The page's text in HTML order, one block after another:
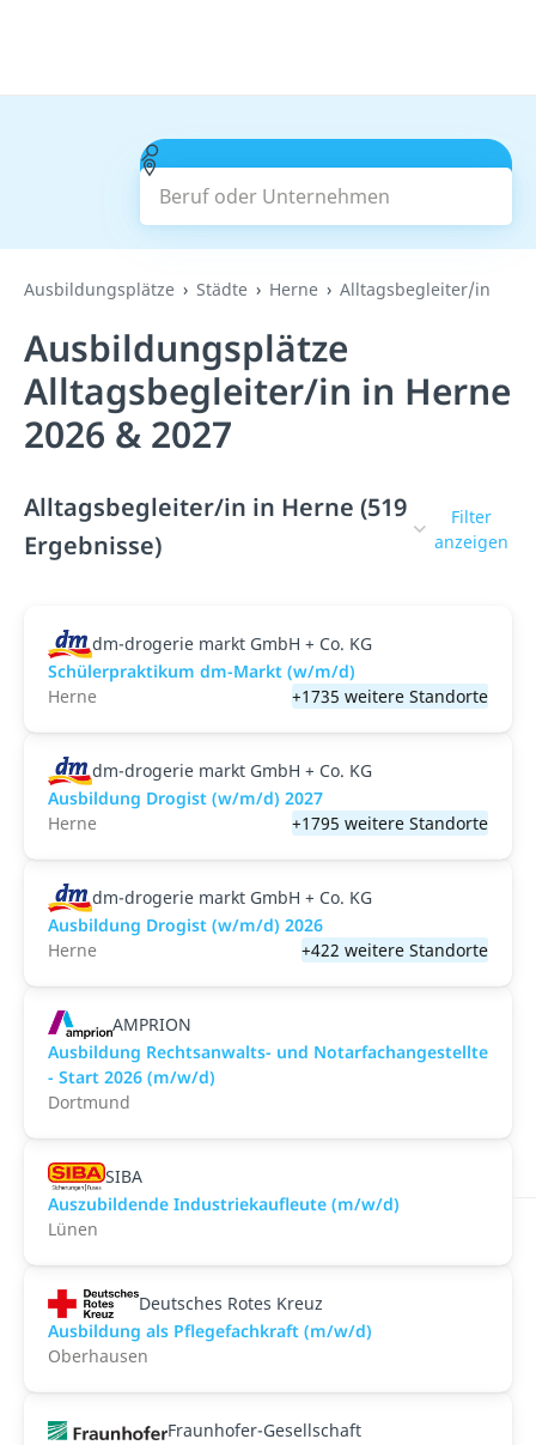
Beruf oder Unternehmen
Suchen
Ausbildungsplätze Städte Herne Alltagsbegleiter/in
Ausbildungsplätze
Alltagsbegleiter/in in Herne
2026 & 2027
Alltagsbegleiter/in in Herne (519
Ergebnisse)
Filter
anzeigen
dm-drogerie markt GmbH + Co. KG
Schülerpraktikum dm-Markt (w/m/d)
Herne
+1735 weitere Standorte
dm-drogerie markt GmbH + Co. KG
Ausbildung Drogist (w/m/d) 2027
Herne
+1795 weitere Standorte
dm-drogerie markt GmbH + Co. KG
Ausbildung Drogist (w/m/d) 2026
Herne
+422 weitere Standorte
AMPRION
Ausbildung Rechtsanwalts- und Notarfachangestellte
- Start 2026 (m/w/d)
Dortmund
SIBA
Auszubildende Industriekaufleute (m/w/d)
Lünen
Deutsches Rotes Kreuz
Ausbildung als Pflegefachkraft (m/w/d)
Oberhausen
Fraunhofer-Gesellschaft